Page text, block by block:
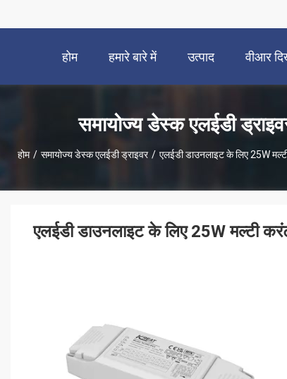
होम हमारे बारे में उत्पाद वीआर
समायोज्य डेस्क एलईडी
होम / समायोज्य डेस्क एलईडी ड्राइवर / एलईडी डाउनलाइट के लिए 25W
एलईडी डाउनलाइट के लिए 25W मल्टी